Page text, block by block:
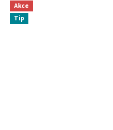
Akce
Tip